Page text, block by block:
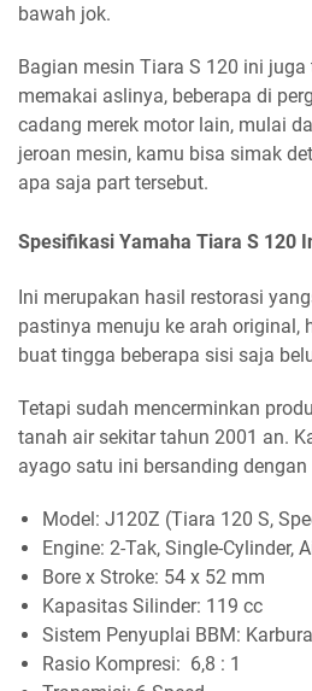
bawah jok.
Bagian mesin Tiara S 120 ini
memakai aslinya, beberapa di
cadang merek motor lain, mulai
jeroan mesin, kamu bisa simak
apa saja part tersebut.
Spesifikasi Yamaha Tiara S 120
Ini merupakan hasil restorasi
pastinya menuju ke arah original,
buat tingga beberapa sisi saja
Tetapi sudah mencerminkan
tanah air sekitar tahun 2001 an.
ayago satu ini bersanding dengan
Model: J120Z (Tiara 120 S,
Engine: 2-Tak, Single-Cylinder,
Bore x Stroke: 54 x 52 mm
Kapasitas Silinder: 119 cc
Sistem Penyuplai BBM:
Rasio Kompresi: 6,8 : 1